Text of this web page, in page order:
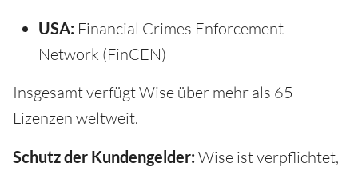
USA: Financial Crimes Enforcement
Network (FinCEN)
Insgesamt verfügt Wise über mehr als 65
Lizenzen weltweit.
Schutz der Kundengelder: Wise ist verpflichtet,